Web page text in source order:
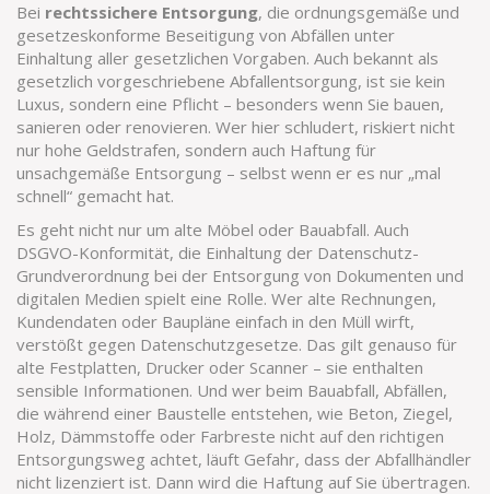
Bei rechtssichere Entsorgung, die ordnungsgemäße und
gesetzeskonforme Beseitigung von Abfällen unter
Einhaltung aller gesetzlichen Vorgaben. Auch bekannt als
gesetzlich vorgeschriebene Abfallentsorgung, ist sie kein
Luxus, sondern eine Pflicht – besonders wenn Sie bauen,
sanieren oder renovieren. Wer hier schludert, riskiert nicht
nur hohe Geldstrafen, sondern auch Haftung für
unsachgemäße Entsorgung – selbst wenn er es nur „mal
schnell“ gemacht hat.
Es geht nicht nur um alte Möbel oder Bauabfall. Auch
DSGVO-Konformität, die Einhaltung der Datenschutz-
Grundverordnung bei der Entsorgung von Dokumenten und
digitalen Medien spielt eine Rolle. Wer alte Rechnungen,
Kundendaten oder Baupläne einfach in den Müll wirft,
verstößt gegen Datenschutzgesetze. Das gilt genauso für
alte Festplatten, Drucker oder Scanner – sie enthalten
sensible Informationen. Und wer beim Bauabfall, Abfällen,
die während einer Baustelle entstehen, wie Beton, Ziegel,
Holz, Dämmstoffe oder Farbreste nicht auf den richtigen
Entsorgungsweg achtet, läuft Gefahr, dass der Abfallhändler
nicht lizenziert ist. Dann wird die Haftung auf Sie übertragen.